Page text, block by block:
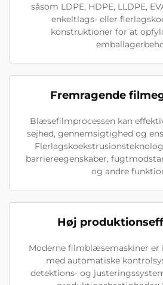
såsom LDPE, HDPE, LLDPE,
enkeltlags- eller
konstruktioner for at
Fremragende
Blæsefilmprocessen kan
sejhed, gennemsigtighed og
barriereegenskaber,
og andre
Høj
Moderne filmblæsemaskiner er
med automatiske
detektions- og